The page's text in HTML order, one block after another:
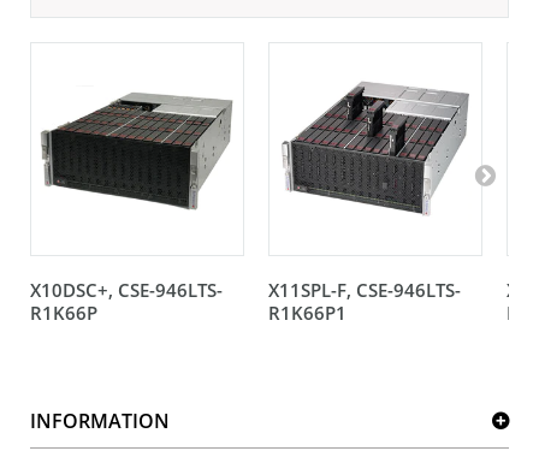
X10DSC+, CSE-946LTS-
R1K66P
X11SPL-F, CSE-946LTS-
R1K66P1
INFORMATION